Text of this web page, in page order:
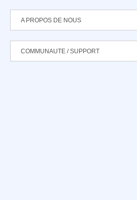
A PROPOS DE NOUS
COMMUNAUTE / SUPPORT